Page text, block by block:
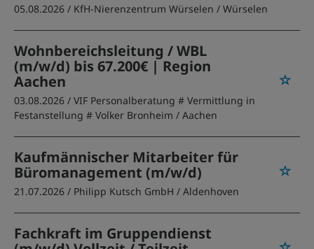
05.08.2026 / KfH-Nierenzentrum Würselen / Würselen
Wohnbereichsleitung / WBL
(m/w/d) bis 67.200€ | Region
Aachen
03.08.2026 / VIF Personalberatung # Vermittlung in
Festanstellung # Volker Bronheim / Aachen
Kaufmännischer Mitarbeiter für
Büromanagement (m/w/d)
21.07.2026 / Philipp Kutsch GmbH / Aldenhoven
Fachkraft im Gruppendienst